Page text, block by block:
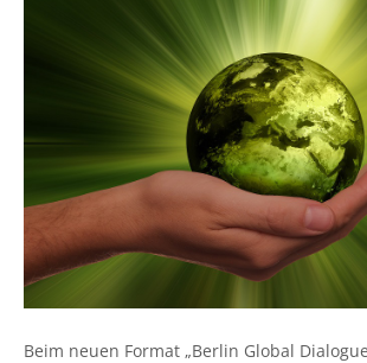
Beim neuen Format „Berlin Global